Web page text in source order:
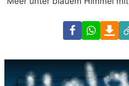
Facebook